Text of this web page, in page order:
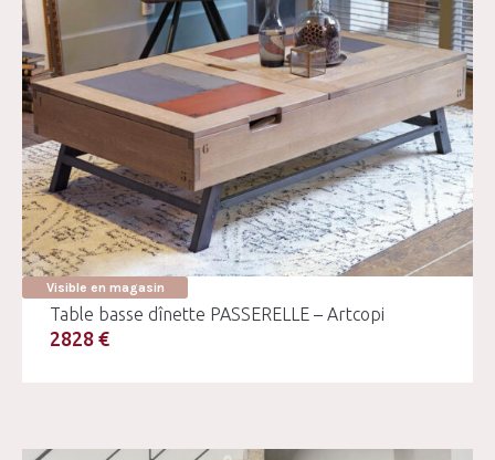
Visible en magasin
Table basse dînette PASSERELLE – Artcopi
2828 €